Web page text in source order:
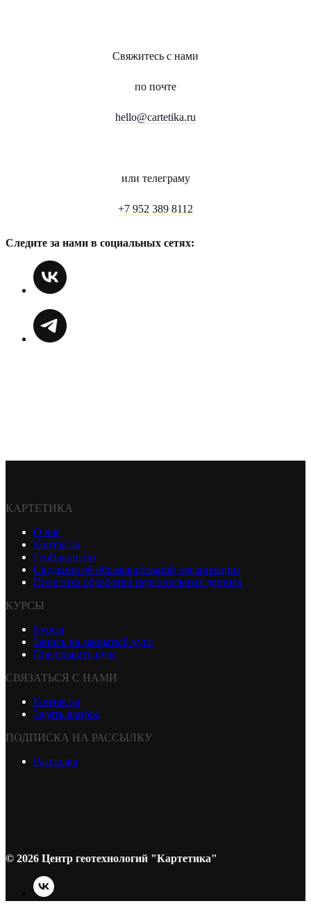
Свяжитесь с нами
по почте
hello@cartetika.ru
или телеграму
+7 952 389 8112
Следите за нами в социальных сетях:
КАРТЕТИКА
О нас
Контакты
ГеоВакансии
Сведения об образовательной организации
Политика обработки персональных данных
КУРСЫ
Курсы
Запись на закрытый курс
Предложить курс
СВЯЗАТЬСЯ С НАМИ
Контакты
Задать вопрос
ПОДПИСКА НА РАССЫЛКУ
Рассылка
© 2026 Центр геотехнологий "Картетика"